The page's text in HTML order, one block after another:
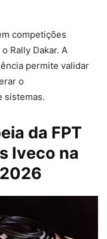
competições
Rally Dakar. A
permite validar
o
sistemas.
da FPT
Iveco na